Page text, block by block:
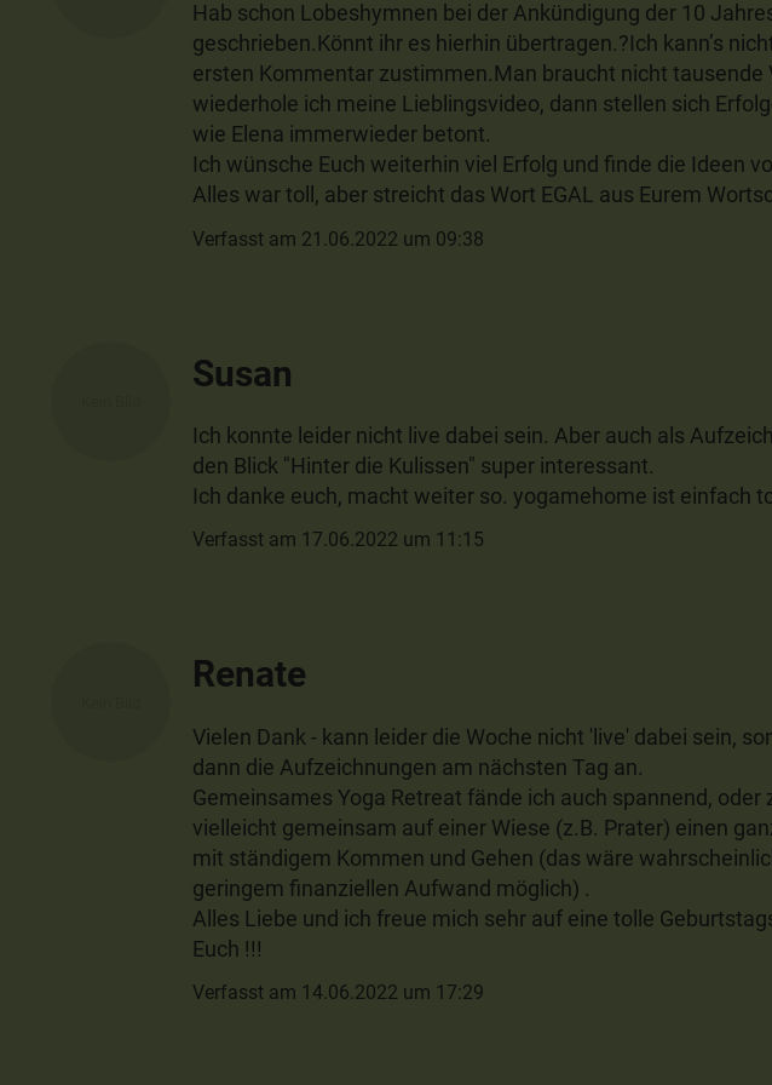
Hab schon Lobeshymnen bei der Ankündigung der 10
geschrieben.Könnt ihr es hierhin übertragen.?Ich kann’s
ersten Kommentar zustimmen.Man braucht nicht tausende
wiederhole ich meine Lieblingsvideo, dann stellen sich
wie Elena immerwieder betont.
Ich wünsche Euch weiterhin viel Erfolg und finde die Ideen
Alles war toll, aber streicht das Wort EGAL aus Eurem
Verfasst am 21.06.2022 um 09:38
Susan
Ich konnte leider nicht live dabei sein. Aber auch als
den Blick "Hinter die Kulissen" super interessant.
Ich danke euch, macht weiter so. yogamehome ist einfach
Verfasst am 17.06.2022 um 11:15
Renate
Vielen Dank - kann leider die Woche nicht 'live' dabei sein,
dann die Aufzeichnungen am nächsten Tag an.
Gemeinsames Yoga Retreat fände ich auch spannend, oder
vielleicht gemeinsam auf einer Wiese (z.B. Prater) einen
mit ständigem Kommen und Gehen (das wäre
geringem finanziellen Aufwand möglich) .
Alles Liebe und ich freue mich sehr auf eine tolle
Euch !!!
Verfasst am 14.06.2022 um 17:29